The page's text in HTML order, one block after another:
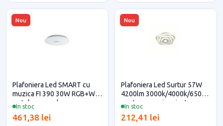
Nou
In stoc
Plafoniera Led SMART cu
muzica FI 390 30W RGB+W
cu telecomanda
461,38 lei
Nou
In stoc
Plafoniera Led Surtur 57W
4200lm 3000k/4000k/6500k
pentru casa si proiecte
212,41 lei